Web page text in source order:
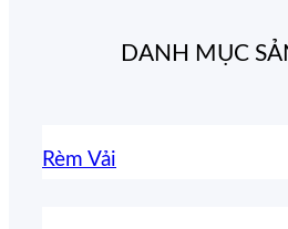
DANH MỤC
Rèm Vải